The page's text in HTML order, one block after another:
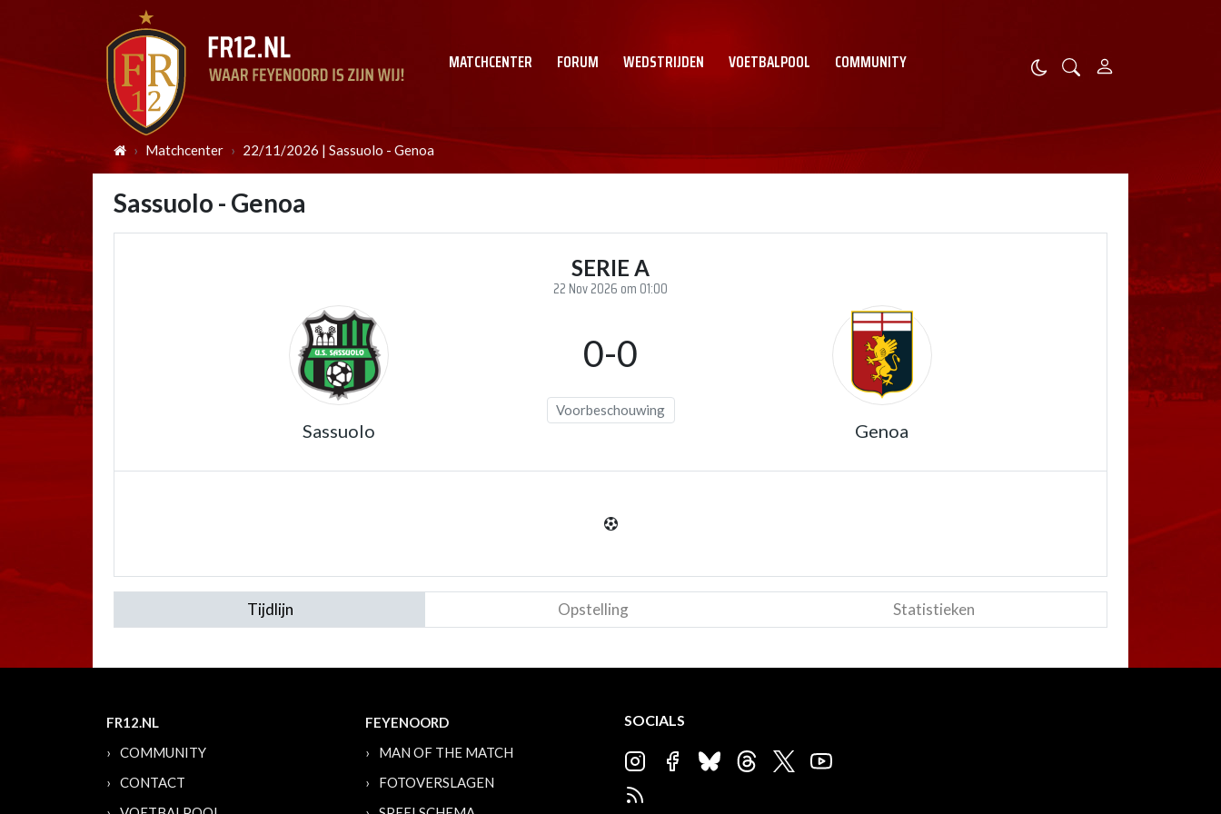
MATCHCENTER FORUM WEDSTRIJDEN VOETBALPOOL COMMUNITY
Matchcenter 22/11/2026 | Sassuolo - Genoa
Sassuolo - Genoa
SERIE A
22 Nov 2026 om 01:00
Sassuolo
0-0
Voorbeschouwing
Genoa
Tijdlijn Opstelling Statistieken
FR12.NL
COMMUNITY
CONTACT
FEYENOORD
MAN OF THE MATCH
FOTOVERSLAGEN
SOCIALS